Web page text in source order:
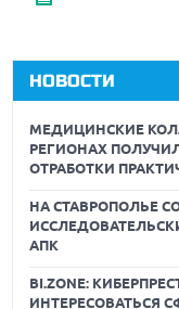
НОВОСТИ
МЕДИЦИНСКИЕ
РЕГИОНАХ
ОТРАБОТКИ
НА СТАВРОПОЛЬЕ
АПК
BI.ZONE:
ИНТЕРЕСОВАТЬСЯ